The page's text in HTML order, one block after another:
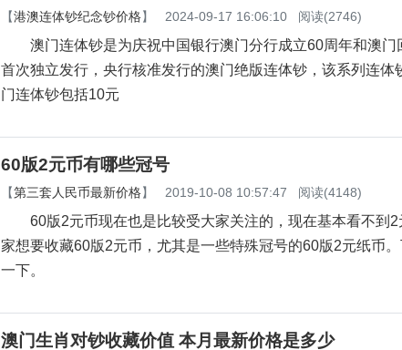
【港澳连体钞纪念钞价格】 2024-09-17 16:06:10 阅读(2746)
澳门连体钞是为庆祝中国银行澳门分行成立60周年和澳门
首次独立发行，央行核准发行的澳门绝版连体钞，该系列连体
门连体钞包括10元
60版2元币有哪些冠号
【第三套人民币最新价格】 2019-10-08 10:57:47 阅读(4148)
60版2元币现在也是比较受大家关注的，现在基本看不到2
家想要收藏60版2元币，尤其是一些特殊冠号的60版2元纸币
一下。
澳门生肖对钞收藏价值 本月最新价格是多少